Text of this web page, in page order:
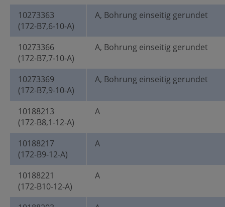
10273363
(172-B7,6-10-A)
A, Bohrung einseitig gerundet
10273366
(172-B7,7-10-A)
A, Bohrung einseitig gerundet
10273369
(172-B7,9-10-A)
A, Bohrung einseitig gerundet
10188213
(172-B8,1-12-A)
A
10188217
(172-B9-12-A)
A
10188221
(172-B10-12-A)
A